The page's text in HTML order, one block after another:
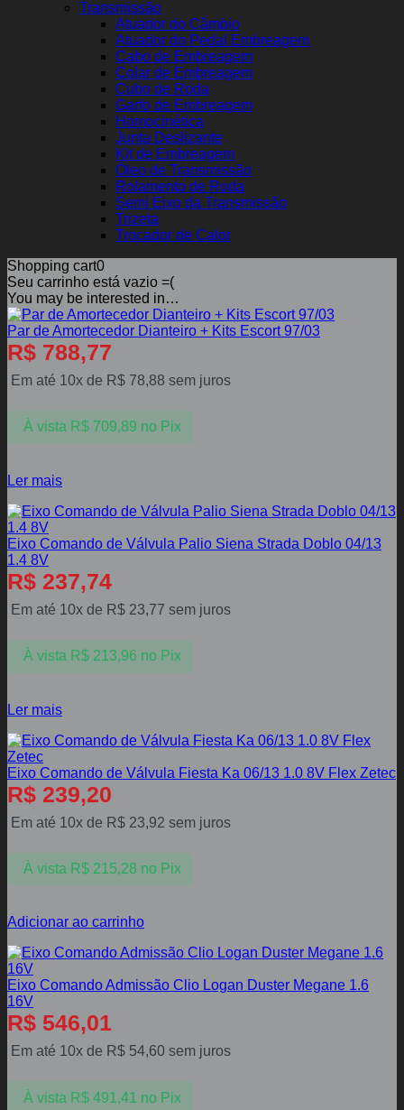
Transmissão
Atuador do Câmbio
Atuador do Pedal Embreagem
Cabo de Embreagem
Colar de Embreagem
Cubo de Roda
Garfo de Embreagem
Homocinética
Junta Deslizante
Kit de Embreagem
Óleo de Transmissão
Rolamento de Roda
Semi Eixo da Transmissão
Trizeta
Trocador de Calor
Shopping cart0
Seu carrinho está vazio =(
You may be interested in…
Par de Amortecedor Dianteiro + Kits Escort 97/03
R$ 788,77
Em até 10x de R$ 78,88 sem juros
À vista R$709,89 no Pix
Ler mais
Eixo Comando de Válvula Palio Siena Strada Doblo 04/13
1.4 8V
R$ 237,74
Em até 10x de R$ 23,77 sem juros
À vista R$213,96 no Pix
Ler mais
Eixo Comando de Válvula Fiesta Ka 06/13 1.0 8V Flex Zetec
R$ 239,20
Em até 10x de R$ 23,92 sem juros
À vista R$215,28 no Pix
Adicionar ao carrinho
Eixo Comando Admissão Clio Logan Duster Megane 1.6
16V
R$ 546,01
Em até 10x de R$ 54,60 sem juros
À vista R$491,41 no Pix